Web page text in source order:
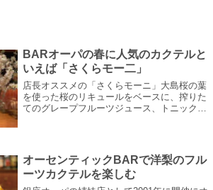
BARオーパの春に人気のカクテルと
いえば「さくらモー二」
店長オススメの「さくらモーニ」大島桜の葉
を使った桜のリキュールをベースに、搾りた
てのグレープフルーツジュース、トニックウ
オーセンティックBARで洋梨のフル
ーツカクテルを楽しむ